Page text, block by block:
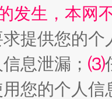
从幼
发生，本网
提供您的个
息泄漏； ⑶
您的个人